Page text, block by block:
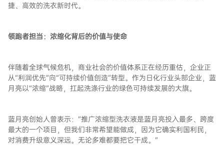
捷、高效的洗衣新时代。
领跑者担当：浓缩化背后的价值与使命
伴随着全球气候危机，商业社会的价值体系正在经历重估，企业正
从“利润优先”向“可持续价值创造”转型。作为日化行业头部企业，蓝
月亮以“浓缩”战略，扛起洗涤行业的绿色可持续发展的大旗。
蓝月亮创始人曾表示：“推广浓缩型洗衣液是蓝月亮投入最多、跨度
最大的一个项目，但我们非常希望能做成，因为它确实利国利民，
对消费升级意义深远。无论多难都要把它干成。”